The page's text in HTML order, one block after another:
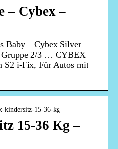
– Cybex –
Baby – Cybex Silver
2/3 … CYBEX
S2 i-Fix, Für Autos mit
kindersitz-15-36-kg
15-36 Kg –